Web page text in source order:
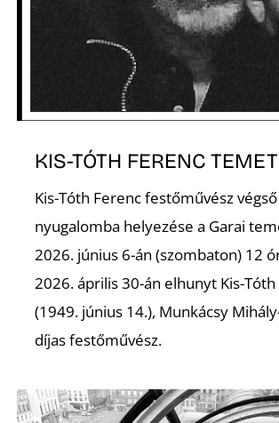
KIS-TÓTH FERENC
Kis-Tóth Ferenc festőművész végső
nyugalomba helyezése a Garai
2026. június 6-án (szombaton) 12
2026. április 30-án elhunyt Kis-
(1949. június 14.), Munkácsy
díjas festőművész.